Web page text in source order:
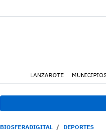
LANZAROTE
BIOSFERADIGITAL DEPORTES